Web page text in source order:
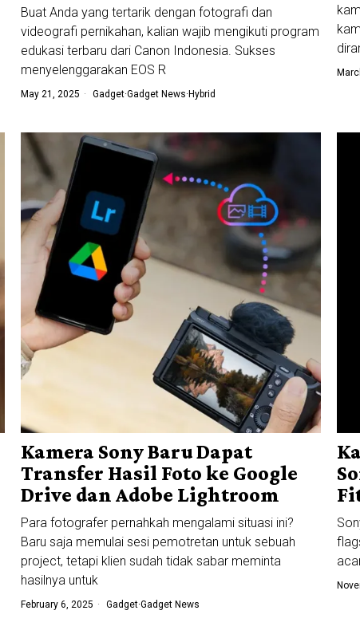
Buat Anda yang tertarik dengan fotografi dan
videografi pernikahan, kalian wajib mengikuti program
edukasi terbaru dari Canon Indonesia. Sukses
menyelenggarakan EOS R
May 21, 2025 Gadget·Gadget News· Hybrid
Kamera Sony Baru Dapat
Transfer Hasil Foto ke Google
Drive dan Adobe Lightroom
Para fotografer pernahkah mengalami situasi ini?
Baru saja memulai sesi pemotretan untuk sebuah
project, tetapi klien sudah tidak sabar meminta
hasilnya untuk
February 6, 2025 Gadget·Gadget News